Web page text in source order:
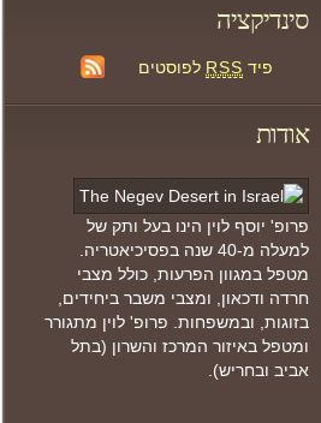
סינדיקציה
פיד RSS לפוסטים
אודות
פרופ' יוסף לוין הינו בעל ותק של
למעלה מ-40 שנה בפסיכיאטריה.
מטפל במגוון הפרעות, כולל מצבי
חרדה ודכאון, ומצבי משבר ביחידים,
בזוגות, ובמשפחות. פרופ' לוין מתגורר
ומטפל באיזור המרכז והשרון (בתל
אביב ובחריש).